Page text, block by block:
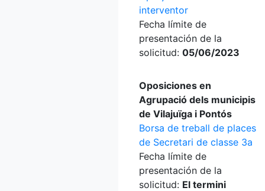
interventor
Fecha límite de
presentación de la
solicitud: 05/06/2023
Oposiciones en
Agrupació dels municipis
de Vilajuïga i Pontós
Borsa de treball de places
de Secretari de classe 3a
Fecha límite de
presentación de la
solicitud: El termini